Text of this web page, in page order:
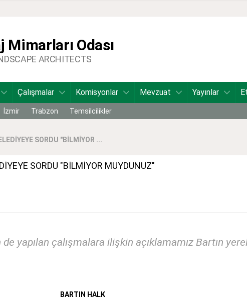
Mimarları Odası
ARCHITECTS
Çalışmalar Komisyonlar Mevzuat Yayınlar
İzmir Trabzon Temsilcilikler
SORDU "BİLMİYOR ...
SORDU "BİLMİYOR MUYDUNUZ"
yapılan çalışmalara ilişkin açıklamamız Bartın
BARTIN HALK